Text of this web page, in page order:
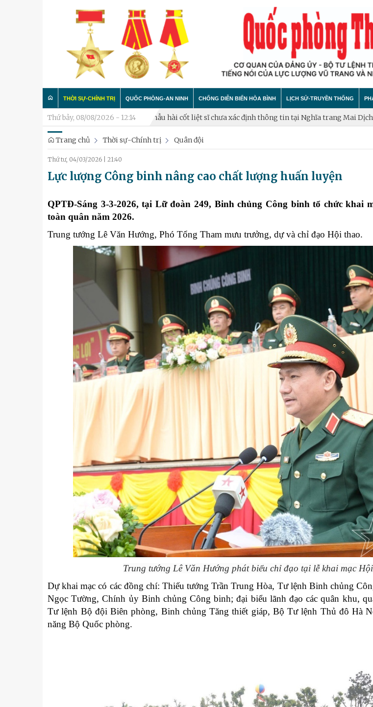
THỜI SỰ-CHÍNH TRỊ
Trong nước
Quân đội
Luận bàn
Thành phố Hà Nội
QUỐC PHÒNG-AN NINH
Công tác Đảng - Công tác Chính trị
Xây dựng đơn vị
Hậu cần
Kỹ thuật
Hậu phương quân đội
Giáo dục Quốc phòng và An ninh
CHỐNG DIỄN BIẾN HÒA BÌNH
Làm thất bại âm mưu diễn biến hòa bình
LỊCH SỬ-TRUYỀN THỐNG
Lịch sử LLVT nhân dân
Thông Tin Liệt Sĩ
Thứ bảy, 08/08/2026 - 12:14
Triển khai lấy mẫu hài cốt liệt sĩ chưa xác định thông tin tại Nghĩa trang Mai Dịch để giám định
Trang chủ Thời sự-Chính trị Quân đội
Thứ tư, 04/03/2026 21:40
Lực lượng Công binh nâng cao chất lượng huấn luyện
QPTĐ-Sáng 3-3-2026, tại Lữ đoàn 249, Binh chủng Công binh tổ chức khai
toàn quân năm 2026.
Trung tướng Lê Văn Hướng, Phó Tổng Tham mưu trưởng, dự và chỉ đạo Hội thao.
Trung tướng Lê Văn Hướng phát biểu chỉ đạo tại lễ khai mạc
Dự khai mạc có các đồng chí: Thiếu tướng Trần Trung Hòa, Tư lệnh Binh chủng
Ngọc Tường, Chính ủy Binh chủng Công binh; đại biểu lãnh đạo các quân khu,
Tư lệnh Bộ đội Biên phòng, Binh chủng Tăng thiết giáp, Bộ Tư lệnh Thủ đô Hà
năng Bộ Quốc phòng.
Tiểu đoàn Thiết giáp SSCĐ cao